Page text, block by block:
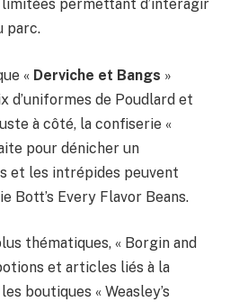
permettant d’interagir
parc.
« Derviche et Bangs »
d’uniformes de Poudlard et
à côté, la confiserie «
pour dénicher un
et les intrépides peuvent
Bott’s Every Flavor Beans.
thématiques, « Borgin and
et articles liés à la
boutiques « Weasley’s